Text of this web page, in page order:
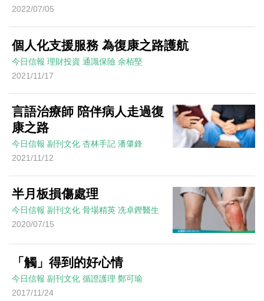
2022/07/05
個人化支援服務 為復康之路護航
今日信報 理財投資 通識保險 余栢堅
2021/11/17
言語治療師 陪伴病人走過復
康之路
今日信報 副刊文化 杏林手記 潘肇鋒
2021/11/12
半月板損傷處理
今日信報 副刊文化 骨場精英 冼卓鏗醫生
2020/07/15
「觸」得到的好心情
今日信報 副刊文化 循證護理 鄭可瑜
2017/11/24